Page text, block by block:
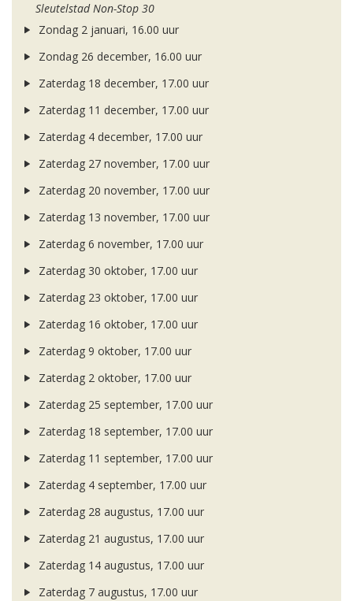
Sleutelstad Non-Stop 30
Zondag 2 januari, 16.00 uur
Zondag 26 december, 16.00 uur
Zaterdag 18 december, 17.00 uur
Zaterdag 11 december, 17.00 uur
Zaterdag 4 december, 17.00 uur
Zaterdag 27 november, 17.00 uur
Zaterdag 20 november, 17.00 uur
Zaterdag 13 november, 17.00 uur
Zaterdag 6 november, 17.00 uur
Zaterdag 30 oktober, 17.00 uur
Zaterdag 23 oktober, 17.00 uur
Zaterdag 16 oktober, 17.00 uur
Zaterdag 9 oktober, 17.00 uur
Zaterdag 2 oktober, 17.00 uur
Zaterdag 25 september, 17.00 uur
Zaterdag 18 september, 17.00 uur
Zaterdag 11 september, 17.00 uur
Zaterdag 4 september, 17.00 uur
Zaterdag 28 augustus, 17.00 uur
Zaterdag 21 augustus, 17.00 uur
Zaterdag 14 augustus, 17.00 uur
Zaterdag 7 augustus, 17.00 uur